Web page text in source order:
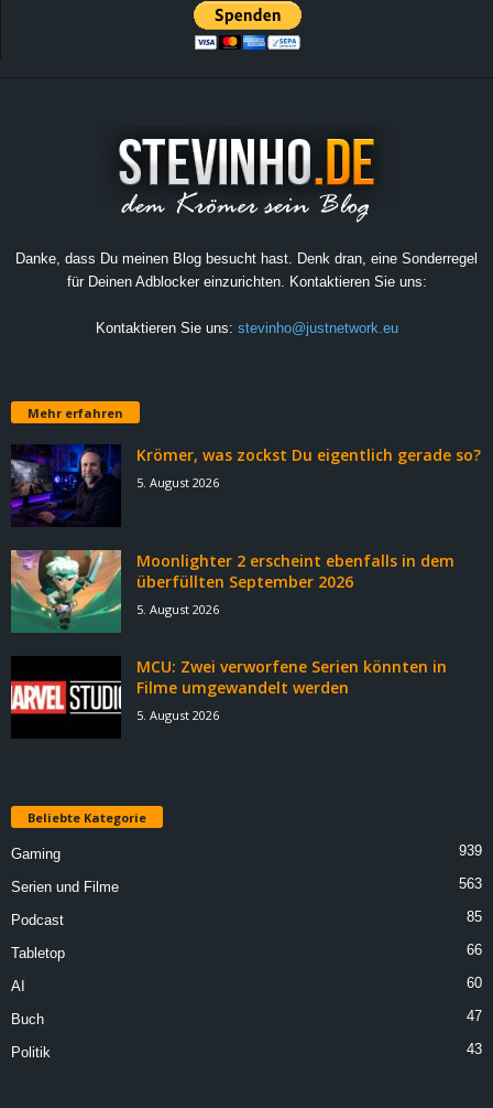
Danke, dass Du meinen Blog besucht hast. Denk dran, eine Sonderregel
für Deinen Adblocker einzurichten. Kontaktieren Sie uns:
Kontaktieren Sie uns: stevinho@justnetwork.eu
Mehr erfahren
Krömer, was zockst Du eigentlich gerade so?
5. August 2026
Moonlighter 2 erscheint ebenfalls in dem
überfüllten September 2026
5. August 2026
MCU: Zwei verworfene Serien könnten in
Filme umgewandelt werden
5. August 2026
Beliebte Kategorie
Gaming 939
Serien und Filme 563
Podcast 85
Tabletop 66
AI 60
Buch 47
Politik 43